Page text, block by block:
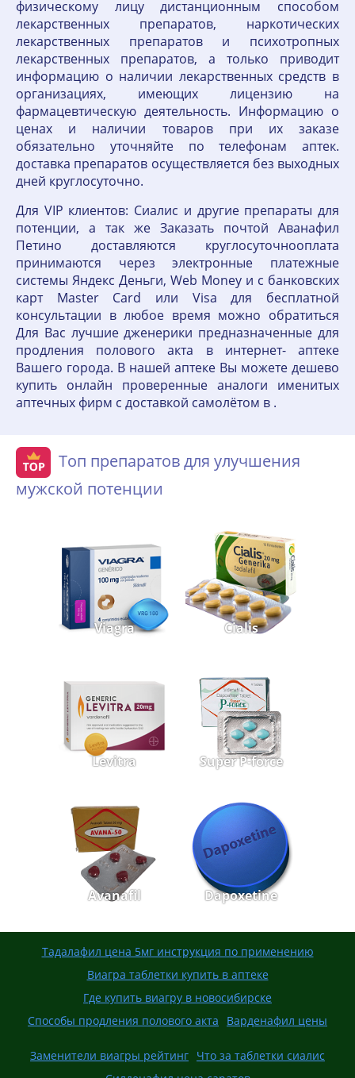
физическому лицу дистанционным способом
лекарственных препаратов, наркотических
лекарственных препаратов и психотропных
лекарственных препаратов, а только приводит
информацию о наличии лекарственных средств в
организациях, имеющих лицензию на
фармацевтическую деятельность. Информацию о
ценах и наличии товаров при их заказе
обязательно уточняйте по телефонам аптек.
доставка препаратов осуществляется без выходных
дней круглосуточно.
Для VIP клиентов: Сиалис и другие препараты для
потенции, а так же Заказать почтой Аванафил
Петино доставляются круглосуточнооплата
принимаются через электронные платежные
системы Яндекс Деньги, Web Money и с банковских
карт Master Card или Visa для бесплатной
консультации в любое время можно обратиться
Для Вас лучшие дженерики предназначенные для
продления полового акта в интернет- аптеке
Вашего города. В нашей аптеке Вы можете дешево
купить онлайн проверенные аналоги именитых
аптечных фирм с доставкой самолётом в .
Топ препаратов для улучшения
мужской потенции
Viagra Cialis
Levitra Super P-force
Avanafil Dapoxetine
Тадалафил цена 5мг инструкция по применению
Виагра таблетки купить в аптеке
Где купить виагру в новосибирске
Способы продления полового акта
Варденафил цены
Заменители виагры рейтинг Что за таблетки сиалис